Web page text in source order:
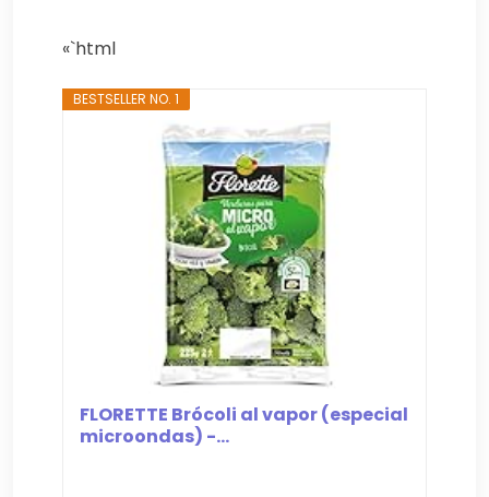
«`html
BESTSELLER NO. 1
FLORETTE Brócoli al vapor (especial
microondas) -...